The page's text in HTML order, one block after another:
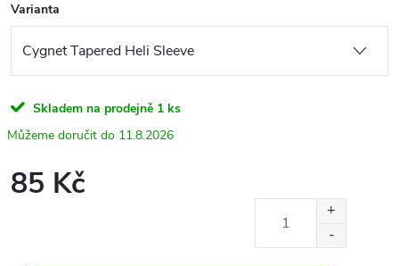
Varianta
Skladem na prodejně 1 ks
11.8.2026
85 Kč